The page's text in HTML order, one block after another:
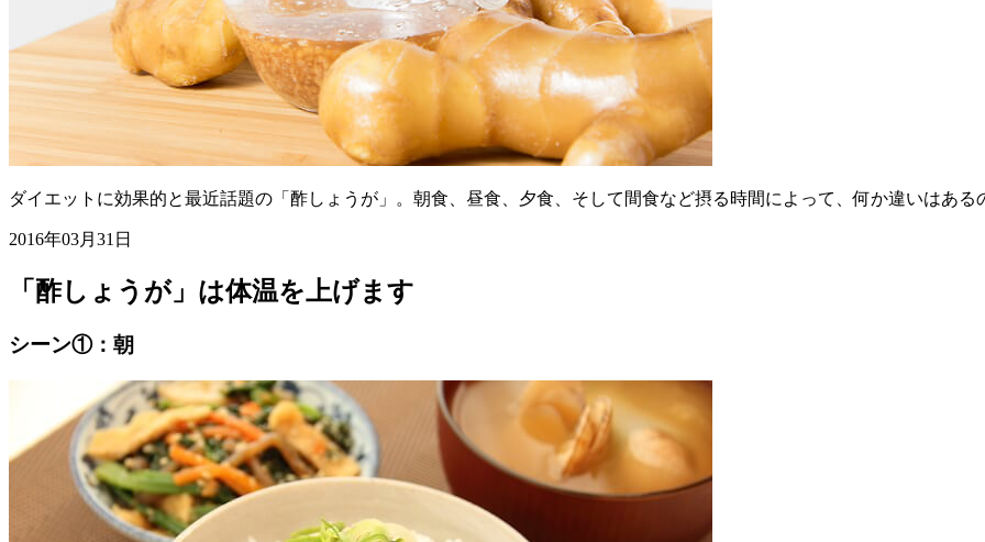
ダイエットに効果的と最近話題の「酢しょうが」。朝食、昼食、夕食、そして間食など摂る時間によって、何か違いはあ
2016年03月31日
「酢しょうが」は体温を上げます
シーン①：朝